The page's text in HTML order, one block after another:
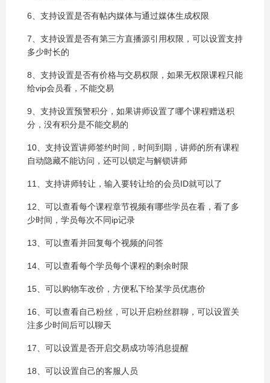
6、支持设置是否有帖内媒体与通过媒体生成权限
7、支持设置是否有第三方直播源引用权限，可以设置支持
多少时长的
8、支持设置是否有价格与交易权限，如果无权限课程只能
给vip会员看，不能交易
9、支持设置预警积分，如果讲师设置了哪个课程赠送积
分，没有积分是不能交易的
10、支持设置讲师签约时间，时间到期，讲师的所有课程
自动隐藏不能访问，还可以锁定与解锁讲师
11、支持讲师转让，输入要转让给的会员ID就可以了
12、可以查看每个课程章节视频有哪些学员在看，看了多
少时间，学员每次不同ip记录
13、可以查看并回复每个视频的问答
14、可以查看每个学员每个课程的剩余时限
15、可以购物车改价，方便私下给某学员优惠价
16、可以查看自己粉丝，可以开启粉丝群聊，可以设置关
注多少时间后可以聊天
17、可以设置是否开启交易成功等消息提醒
18、可以设置自己的客服人员